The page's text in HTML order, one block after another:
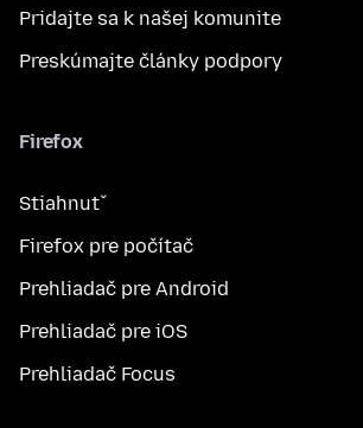
Pridajte sa k našej komunite
Preskúmajte články podpory
Firefox
Stiahnuť
Firefox pre počítač
Prehliadač pre Android
Prehliadač pre iOS
Prehliadač Focus